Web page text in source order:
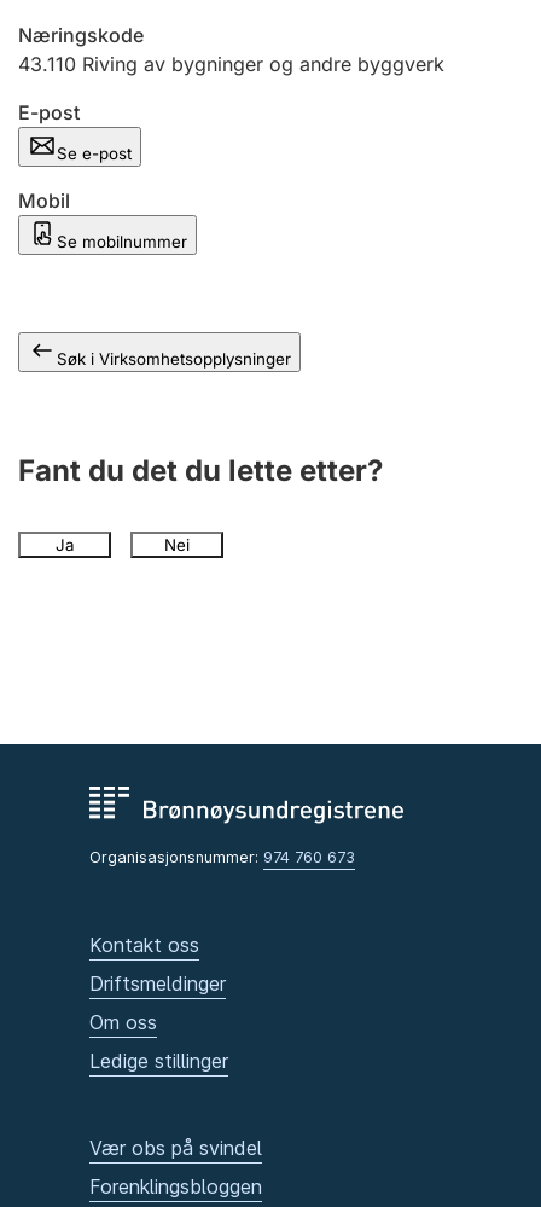
Offentlig sektor
Andre tema
Næringskode
43.110 Riving av bygninger og andre byggverk
E-post
Se e-post
Mobil
Se mobilnummer
Søk i Virksomhetsopplysninger
Fant du det du lette etter?
Ja Nei
Organisasjonsnummer: 974 760 673
Kontakt oss
Driftsmeldinger
Om oss
Ledige stillinger
Vær obs på svindel
Forenklingsbloggen